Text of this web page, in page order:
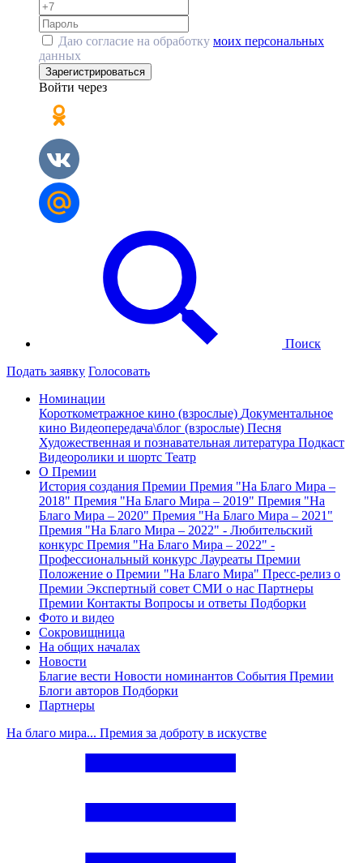
Даю согласие на обработку моих персональных
данных
Зарегистрироваться
Войти через
Поиск
Подать заявку Голосовать
Номинации
Короткометражное кино (взрослые) Документальное
кино Видеопередача\блог (взрослые) Песня
Художественная и познавательная литература Подкаст
Видеоролики и шортс Театр
О Премии
История создания Премии Премия "На Благо Мира –
2018" Премия "На Благо Мира – 2019" Премия "На
Благо Мира – 2020" Премия "На Благо Мира – 2021"
Премия "На Благо Мира – 2022" - Любительский
конкурс Премия "На Благо Мира – 2022" -
Профессиональный конкурс Лауреаты Премии
Положение о Премии "На Благо Мира" Пресс-релиз о
Премии Экспертный совет СМИ о нас Партнеры
Премии Контакты Вопросы и ответы Подборки
Фото и видео
Сокровищница
На общих началах
Новости
Благие вести Новости номинантов События Премии
Блоги авторов Подборки
Партнеры
На благо мира... Премия за доброту в искустве